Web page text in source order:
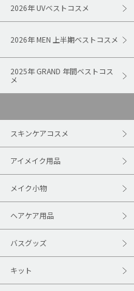
2026年 UVベストコスメ
2026年 MEN 上半期ベストコスメ
2025年 GRAND 年間ベストコス
メ
スキンケアコスメ
アイメイク用品
メイク小物
ヘアケア用品
バスグッズ
キット